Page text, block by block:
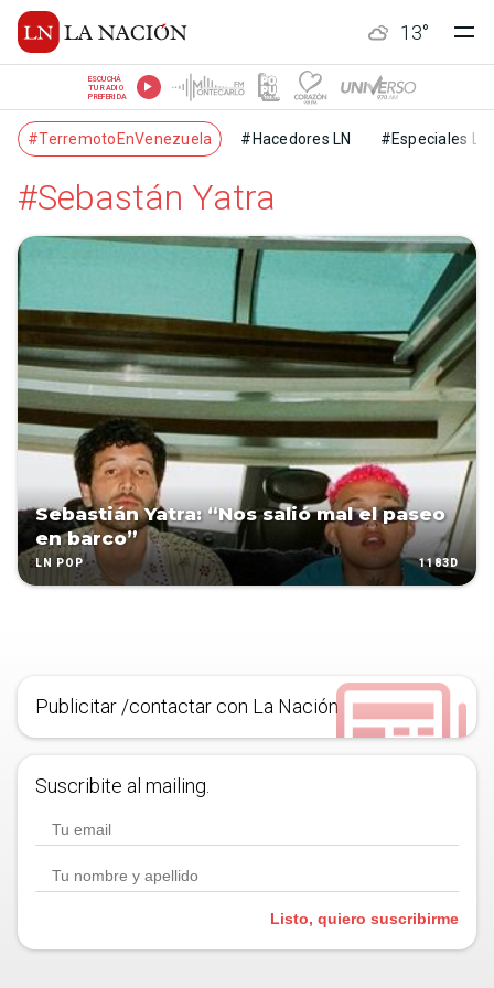
13°
ESCUCHÁ
TU RADIO
PREFERIDA
#TerremotoEnVenezuela #Hacedores LN #Especiales LN
#Sebastán Yatra
Sebastián Yatra: “Nos salió mal el paseo
en barco”
LN POP 1183D
Publicitar /contactar con La Nación
Suscribite al mailing.
Listo, quiero suscribirme